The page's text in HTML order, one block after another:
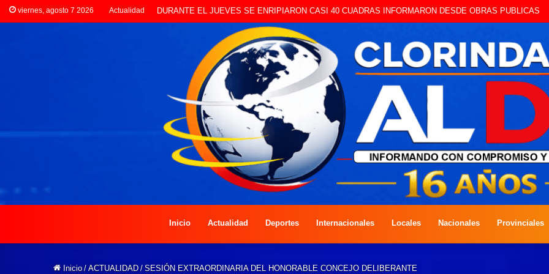
viernes, agosto 7 2026 Actualidad DURANTE EL JUEVES SE ENRIPIARON CASI 40 CUADRAS INFORMARON DESDE OBRAS PUBLICAS
Inicio Actualidad Deportes Internacionales Locales Nacionales Provinciales
Inicio / ACTUALIDAD / SESIÓN EXTRAORDINARIA DEL HONORABLE CONCEJO DELIBERANTE